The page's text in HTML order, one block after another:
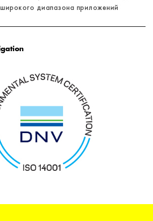
широкого диапазона приложений